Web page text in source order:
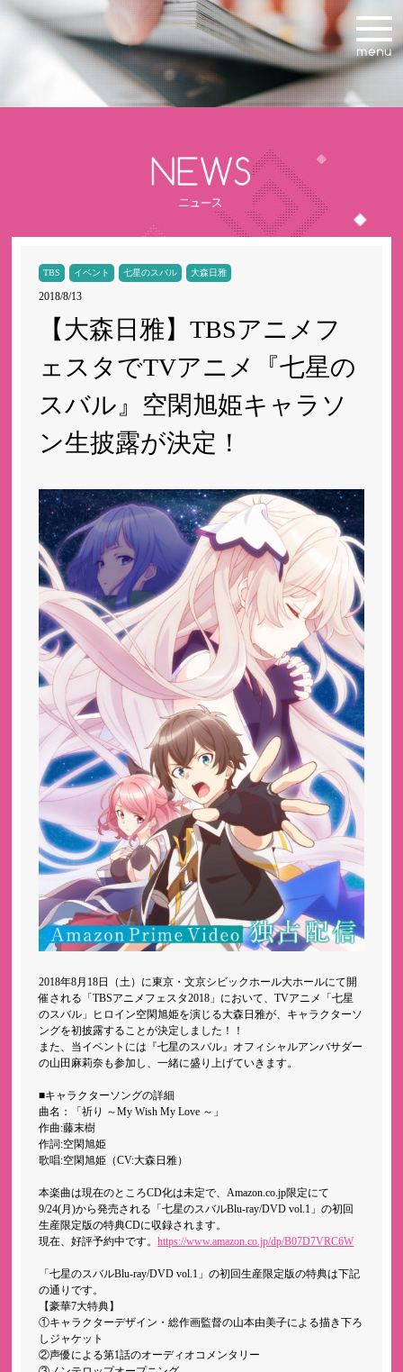
TBS イベント 七星のスバル 大森日雅
2018/8/13
【大森日雅】TBSアニメフ
ェスタでTVアニメ『七星の
スバル』空閑旭姫キャラソ
ン生披露が決定！
2018年8月18日（土）に東京・文京シビックホール大ホールにて開
催される「TBSアニメフェスタ2018」において、TVアニメ「七星
のスバル」ヒロイン空閑旭姫を演じる大森日雅が、キャラクターソ
ングを初披露することが決定しました！！
また、当イベントには『七星のスバル』オフィシャルアンバサダー
の山田麻莉奈も参加し、一緒に盛り上げていきます。
■キャラクターソングの詳細
曲名：「祈り ～My Wish My Love ～」
作曲:藤末樹
作詞:空閑旭姫
歌唱:空閑旭姫（CV:大森日雅）
本楽曲は現在のところCD化は未定で、Amazon.co.jp限定にて
9/24(月)から発売される「七星のスバルBlu-ray/DVD vol.1」の初回
生産限定版の特典CDに収録されます。
現在、好評予約中です。https://www.amazon.co.jp/dp/B07D7VRC6W
「七星のスバルBlu-ray/DVD vol.1」の初回生産限定版の特典は下記
の通りです。
【豪華7大特典】
①キャラクターデザイン・総作画監督の山本由美子による描き下ろ
しジャケット
②声優による第1話のオーディオコメンタリー